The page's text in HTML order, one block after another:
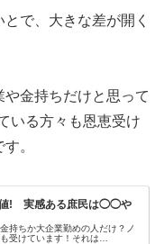
で、大きな差が開く
金持ちだけと思って
いる方々も恩恵受け
。
値! 実感ある庶民は◯◯や
持ちか大企業勤めの人だけ？ノ
受けています！それは…